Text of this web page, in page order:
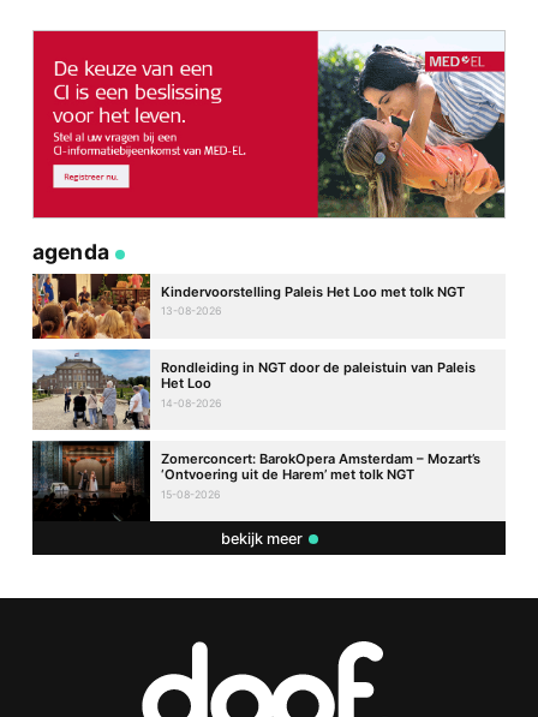
agenda
Kindervoorstelling Paleis Het Loo met tolk NGT
13-08-2026
Rondleiding in NGT door de paleistuin van Paleis
Het Loo
14-08-2026
Zomerconcert: BarokOpera Amsterdam – Mozart’s
‘Ontvoering uit de Harem’ met tolk NGT
15-08-2026
bekijk meer